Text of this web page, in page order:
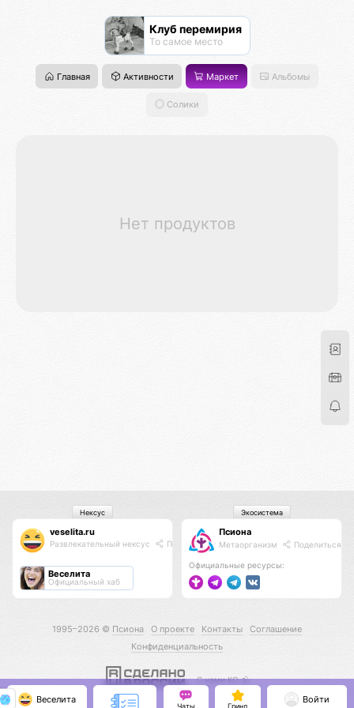
Клуб перемирия
То самое место
Главная Активности Маркет Альбомы
Солики
Нет продуктов
veselita.ru
Развлекательный нексус Поделиться
Веселита
Официальный хаб
Нексус
Псиона
Метаорганизм Поделиться
Официальные ресурсы:
Экосистема
1995–2026 © Псиона О проекте Контакты
Соглашение
Конфиденциальность
С нами КО 🕉️
Веселита
Чаты Гринд
Войти